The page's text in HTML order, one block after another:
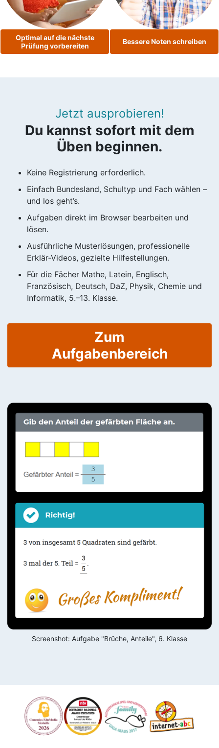
Optimal auf die nächste
Prüfung vorbereiten
Bessere Noten schreiben
Jetzt ausprobieren!
Du kannst sofort mit dem
Üben beginnen.
Keine Registrierung erforderlich.
Einfach Bundesland, Schultyp und Fach wählen –
und los geht’s.
Aufgaben direkt im Browser bearbeiten und
lösen.
Ausführliche Musterlösungen, professionelle
Erklär-Videos, gezielte Hilfestellungen.
Für die Fächer Mathe, Latein, Englisch,
Französisch, Deutsch, DaZ, Physik, Chemie und
Informatik, 5.–13. Klasse.
Zum
Aufgabenbereich
Screenshot: Aufgabe "Brüche, Anteile", 6. Klasse